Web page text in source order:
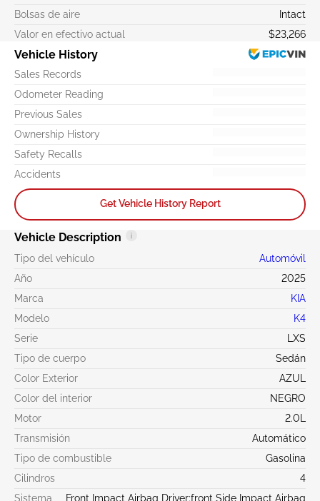
Bolsas de aire
Intact
Valor en efectivo actual
$23,266
Vehicle History
Sales Records
Odometer Reading
Previous Sales
Ownership History
Safety Recalls
Accidents
Get Vehicle History Report
Vehicle Description
Tipo del vehículo
Automóvil
Año
2025
Marca
KIA
Modelo
K4
Serie
LXS
Tipo de cuerpo
Sedán
Color Exterior
AZUL
Color del interior
NEGRO
Motor
2.0L
Transmisión
Automático
Tipo de combustible
Gasolina
Cilindros
4
Sistema
Front Impact Airbag Driver;front Side Impact Airbag